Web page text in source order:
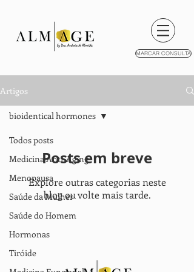
MARCAR CONSULTA
Artigos
Todos posts
Medicina Anti-Aging
Menopausa
Saúde da Mulher
Saúde do Homem
Hormonas
Tiróide
bioidentical hormones
Posts em breve
Explore outras categorias neste
blog ou volte mais tarde.